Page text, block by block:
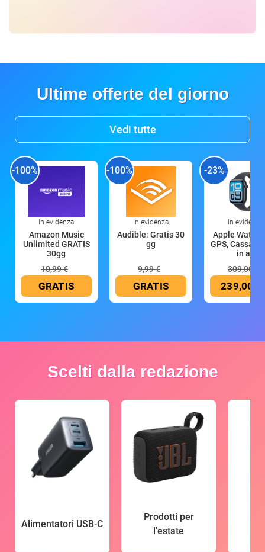
Ultime offerte del giorno
Vedi tutte
-100%
In evidenza
Amazon Music
Unlimited GRATIS
30gg
10,99 €
GRATIS
-100%
In evidenza
Audible: Gratis 30
gg
9,99 €
GRATIS
-23%
In evidenza
Apple Watch
GPS, Cassa
in all
309,00 €
239,00 €
Scelti dalla redazione
Alimentatori USB-C
Prodotti per
l'estate